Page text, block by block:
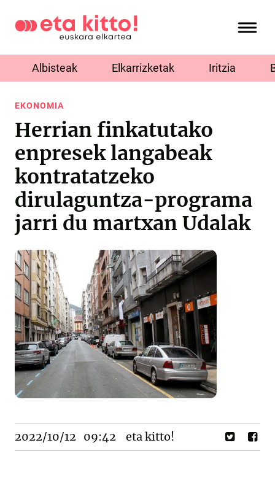
Albisteak Elkarrizketak Iritzia
EKONOMIA
Herrian finkatutako
enpresek langabeak
kontratatzeko
dirulaguntza-programa
jarri du martxan Udalak
2022/10/12 09:42 eta kitto!